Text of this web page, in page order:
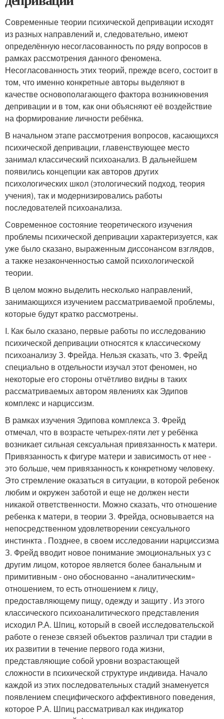
Современные теории психической депривации исходят
из разных направлений и, следовательно, имеют
определённую несогласованность по ряду вопросов в
рамках рассмотрения данного феномена.
Несогласованность этих теорий, прежде всего, состоит в
том, что именно конкретные авторы выделяют в
качестве основополагающего фактора возникновения
депривации и в том, как они объясняют её воздействие
на формирование личности ребёнка.
В начальном этапе рассмотрения вопросов, касающихся
психической депривации, главенствующее место
занимал классический психоанализ. В дальнейшем
появились концепции как авторов других
психологических школ (этологический подход, теория
учения), так и модернизировались работы
последователей психоанализа.
Современное состояние теоретического изучения
проблемы психической депривации характеризуется, как
уже было сказано, выраженным диссонансом взглядов,
а также незаконченностью самой психологической
теории.
В целом можно выделить несколько направлений,
занимающихся изучением рассматриваемой проблемы,
которые будут кратко рассмотрены.
I. Как было сказано, первые работы по исследованию
психической депривации относятся к классическому
психоанализу З. Фрейда. Нельзя сказать, что З. Фрейд
специально в отдельности изучал этот феномен, но
некоторые его стороны отчётливо видны в таких
рассматриваемых автором явлениях как Эдипов
комплекс и нарциссизм.
В рамках изучения Эдипова комплекса З. Фрейд
отмечал, что в возрасте четырех-пяти лет у ребёнка
возникает сильная сексуальная привязанность к матери.
Привязанность к фигуре матери и зависимость от нее -
это больше, чем привязанность к конкретному человеку.
Это стремление оказаться в ситуации, в которой ребенок
любим и окружен заботой и еще не должен нести
никакой ответственности. Можно сказать, что отношение
ребенка к матери, в теории З. Фрейда, основывается на
непосредственном удовлетворении сексуального
инстинкта . Позднее, в своем исследовании нарциссизма
З. Фрейд вводит новое понимание эмоциональных уз с
другим лицом, которое является более банальным и
примитивным - оно обоснованно «аналитическим»
отношением, то есть отношением к лицу,
предоставляющему пищу, одежду и защиту . Из этого
классического психоаналитического представления
исходил P.А. Шпиц, который в своей исследовательской
работе о генезе связей объектов различал три стадии в
их развитии в течение первого года жизни,
представляющие собой уровни возрастающей
сложности в психической структуре индивида. Начало
каждой из этих последовательных стадий знаменуется
появлением специфического аффективного поведения,
которое Р.А. Шпиц рассматривал как индикатор